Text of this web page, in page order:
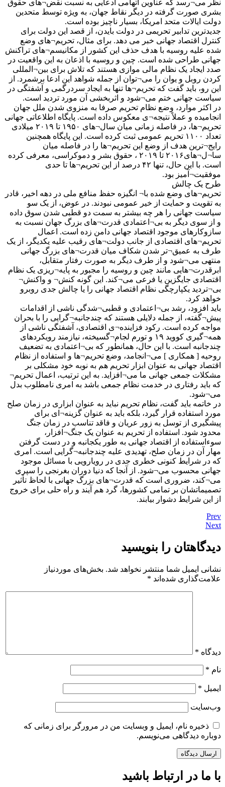
نظر می¬رسد که عناوین اتهامی ادعایی به نسبت نقض¬های حقوق
بشری صورت گرفته در دیگر نقاط جهان، به ویژه توسط متحدین
دولت ایالات متحد امریکا، بسیار ناچیز بوده است.
جدیدترین تدابیر تحریمی در دولت بایدن، از قصد این دولت برای
کنترل اقتصاد جهانی خبر می دهد. برای مثال، تحریم¬های وضع
شده علیه روسیه با هدف حذف این کشور از مکانیسم¬های تراکنش
جهانی طراحی شده است. چین و روسیه با اذعان به این واقعیت در
صدد ایجاد یک نظام مالی موازی هستند که تلاش برای بین¬المللی
کردن روبل و یوان را می¬توان از جمله شواهد این ادعا برشمرد. از
این رو، باید گفت که تحریم¬ها تنها به ایجاد سردرگمی و آشفتگی در
سیاست جهانی ختم می¬شود و اثربخشی آن مورد تردید است.
در اکثر موارد، وضع نظام تحریم صرفا به منزوی شدن ملل جهان
انجامیده و عملاً نتیجه¬ی معکوس داده است. پایگاه اطلاعاتی جهانی
تحریم¬ها، در فاصله زمانی میان سال¬های ۱۹۵۰ تا ۲۰۱۹ میلادی
تعداد ۱۱۰۰ تحریم عمومی ثبت کرده است. این پایگاه همچنین
رایج¬ترین هدف از وضع این تحریم¬ها را در فاصله میان
سا¬ل¬های۲۰۱۶ تا ۲۰۱۹ ، حقوق بشر و دموکراسی، معرفی کرده
است. با این حال، تنها ۴۲ درصد از این تحریم¬ها تا حدی
موفقیت¬آمیز بود.
طرح یک چالش
تحریم¬های وضع شده با¬ انگیزه حفظ منافع ملی در دهه اخیر، قادر
به تقویت و حمایت از خیر عمومی نبودند. در عوض، از یک سو
سیاست جهانی را هر چه بیشتر به سمت دو قطبی شدن سوق داده
و از سوی دیگر به بی¬اعتمادی قدرت¬های بزرگ جهان نسبت به
سازوکارهای موجود اقتصاد جهانی دامن زده است. اعمال
تحریم¬های اقتصادی از جانب دولت¬های رقیب علیه یکدیگر، از یک
طرف به عمیق¬تر شدن شکاف میان قدرت¬های بزرگ جهانی
منتهی می¬شود و از طرف دیگر به صورت رفتار متقابل،
ابرقدرت¬هایی مانند چین و روسیه را مجبور به پایه¬ریزی یک نظام
اقتصادی جایگزین یا فرعی می¬کند. این گونه کنش¬ و واکنش¬
بی¬تردید یکپارچگی نظام اقتصاد جهانی را یا چالش جدی روبرو
خواهد کرد.
باید افزود، رشد بی¬اعتمادی و قطبی¬شدگی ناشی از اقدامات
پیش¬گفته، از جمله دلایلی هستند که چندجانبه¬گرایی را با بحران
مواجه کرده است. رکود فزاینده¬ی اقتصادی، آشفتگی ناشی از
همه¬گیری کووید ۱۹ و تورم لجام¬گسیخته، نیازمند رویکردهای
چندجانبه است. با این حال، همانطور که بی¬اعتمادی به تضعیف
روحیه [ همکاری ] می¬انجامد، وضع تحریم¬ها و استفاده از نظام
اقتصاد جهانی به عنوان ابزار تحریم هم به نوبه خود مشکلی بر
مشکلات جمعی جهانی ما می¬افزاید. به این ترتیب، اعمال تحریم¬
که باید رفتاری در خدمت نظام جمعی باشد به امری نامطلوب بدل
می¬شود.
در خاتمه باید گفت، نظام تحریم نباید به عنوان ابزاری در زمان صلح
مورد استفاده قرار گیرد، بلکه باید به عنوان گزینه¬ای برای
پیشگیری از توسل به زور عریان و فاقد تناسب در زمان جنگ
محدود شود. استفاده از تحریم به عنوان یک جنگ¬افزار،
سوءاستفاده از اقتصاد جهانی به طور یکجانبه و در دست گرفتن
مهار آن در زمان صلح، تهدیدی علیه چندجانبه¬گرایی است. امری
که در شرایط کنونی خطری جدی در رویارویی با مسائل موجود
جهانی محسوب می¬شود. از آنجا که دنیا دوران بغرنجی را سپری
می¬کند، ضروری است که قدرت¬های بزرگ جهانی با لحاظ تأثیر
تصمیماتشان بر تمامی کشورها، گرد هم آیند و راه حلی برای خروج
از این شرایط دشوار بیابند.
Prev
Next
دیدگاهتان را بنویسید
نشانی ایمیل شما منتشر نخواهد شد. بخش‌های موردنیاز
علامت‌گذاری شده‌اند *
دیدگاه *
نام *
ایمیل *
وب‌سایت
ذخیره نام، ایمیل و وبسایت من در مرورگر برای زمانی که
دوباره دیدگاهی می‌نویسم.
با ما در ارتباط باشید